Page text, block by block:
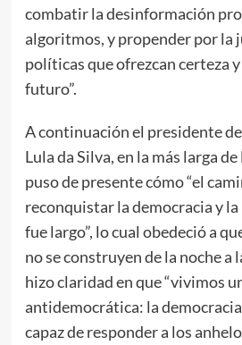
combatir la desinformación
algoritmos, y propender por la
políticas que ofrezcan certeza
futuro”.
A continuación el presidente
Lula da Silva, en la más larga
puso de presente cómo “el
reconquistar la democracia y
fue largo”, lo cual obedeció a
no se construyen de la noche a
hizo claridad en que “vivimos
antidemocrática: la
capaz de responder a los